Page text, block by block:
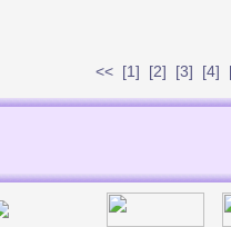
<< [1] [2] [3] [4]